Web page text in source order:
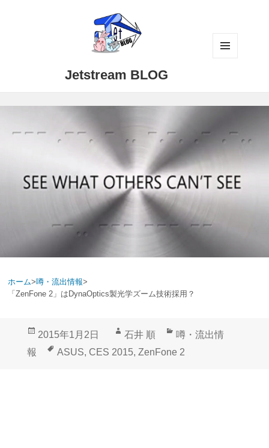
Jetstream BLOG
ホーム>噂・流出情報>
「ZenFone 2」はDynaOptics製光学ズーム技術採用？
投
2015年1月2日
作
成
石井 順
カ
テ
噂・流出情
報
タ
ASUS, CES 2015, ZenFone 2